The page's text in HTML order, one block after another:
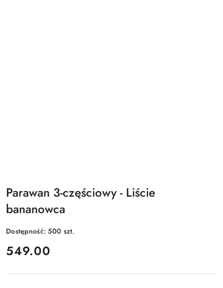
Parawan 3-częściowy - Liście
bananowca
Dostępność:500 szt.
cena:
549.00